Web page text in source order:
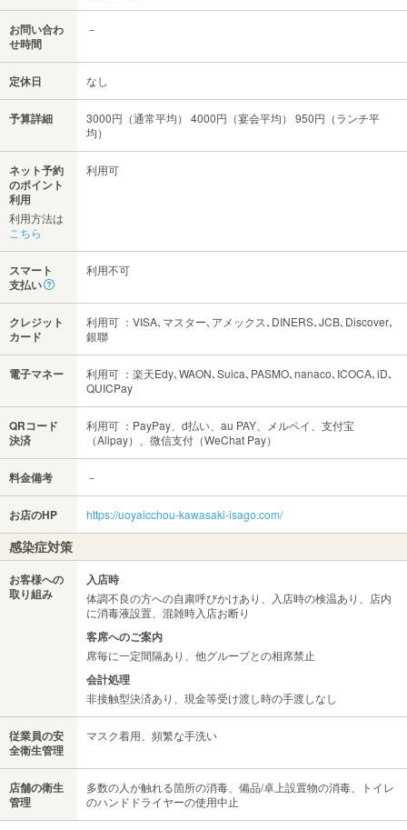
お問い合わ
せ時間
－
定休日 なし
予算詳細
3000円（通常平均） 4000円（宴会平均） 950円（ランチ平
均）
ネット予約
のポイント
利用
利用方法は
こちら
利用可
スマート
支払い
利用不可
クレジット
カード
利用可 ：VISA､マスター､アメックス､DINERS､JCB､Discover､
銀聯
電子マネー
利用可 ：楽天Edy､WAON､Suica､PASMO､nanaco､ICOCA､iD､
QUICPay
QRコード
決済
利用可 ：PayPay、d払い、au PAY、メルペイ、支付宝
（Alipay）、微信支付（WeChat Pay）
料金備考 －
お店のHP https://uoyaicchou-kawasaki-isago.com/
感染症対策
お客様への
取り組み
入店時
体調不良の方への自粛呼びかけあり、入店時の検温あり、店内
に消毒液設置、混雑時入店お断り
客席へのご案内
席毎に一定間隔あり、他グループとの相席禁止
会計処理
非接触型決済あり、現金等受け渡し時の手渡しなし
従業員の安
全衛生管理
マスク着用、頻繁な手洗い
店舗の衛生
管理
多数の人が触れる箇所の消毒、備品/卓上設置物の消毒、トイレ
のハンドドライヤーの使用中止